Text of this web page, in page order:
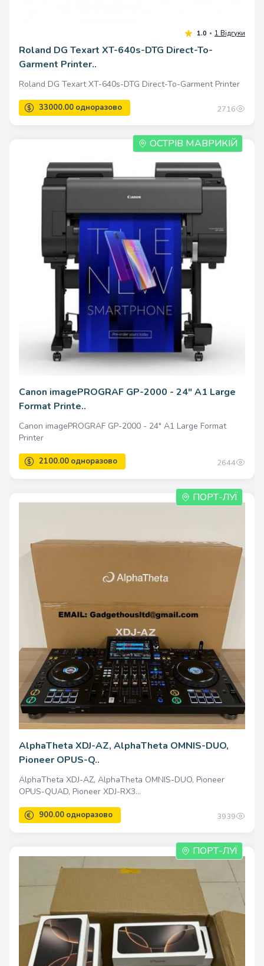
23998.00 одноразово
4100.00 одноразово
Roland DG Texart XT-640s-DTG Direct-To-
Garment Printer..
Roland DG Texart XT-640s-DTG Direct-To-Garment Printer
2716
ОСТРІВ МАВРИКІЙ
Canon imagePROGRAF GP-2000 - 24" A1 Large
Format Printe..
Canon imagePROGRAF GP-2000 - 24" A1 Large Format
Printer
2644
ПОРТ-ЛУЇ
AlphaTheta XDJ-AZ, AlphaTheta OMNIS-DUO,
Pioneer OPUS-Q..
AlphaTheta XDJ-AZ, AlphaTheta OMNIS-DUO, Pioneer
OPUS-QUAD, Pioneer XDJ-RX3...
3939
ПОРТ-ЛУЇ